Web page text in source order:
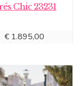
Chic 23231
€1.895,00